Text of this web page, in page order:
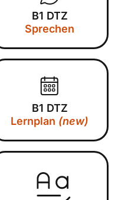
B1 DTZ
Sprechen
B1 DTZ
Lernplan (new)